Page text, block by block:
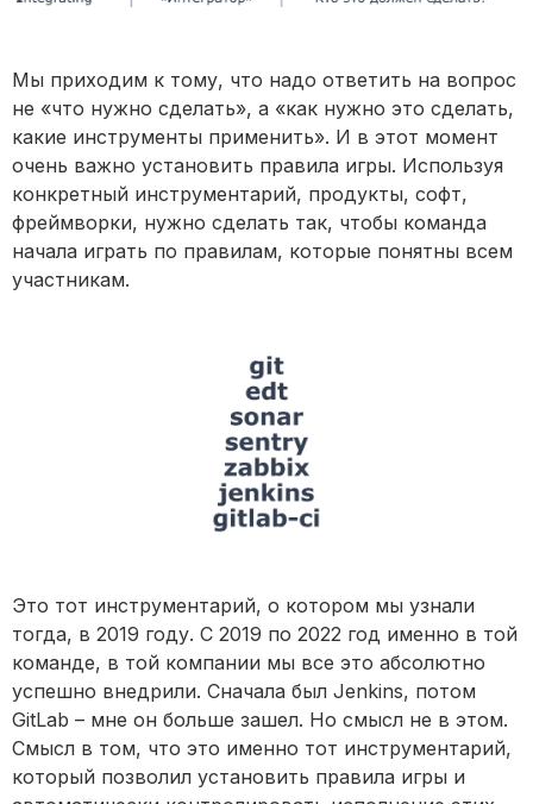
Мы приходим к тому, что надо ответить на вопрос
не «что нужно сделать», а «как нужно это сделать,
какие инструменты применить». И в этот момент
очень важно установить правила игры. Используя
конкретный инструментарий, продукты, софт,
фреймворки, нужно сделать так, чтобы команда
начала играть по правилам, которые понятны всем
участникам.
Это тот инструментарий, о котором мы узнали
тогда, в 2019 году. С 2019 по 2022 год именно в той
команде, в той компании мы все это абсолютно
успешно внедрили. Сначала был Jenkins, потом
GitLab – мне он больше зашел. Но смысл не в этом.
Смысл в том, что это именно тот инструментарий,
который позволил установить правила игры и